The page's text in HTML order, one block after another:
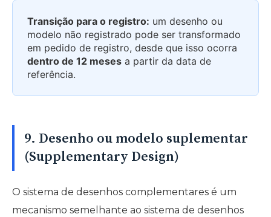
Transição para o registro: um desenho ou
modelo não registrado pode ser transformado
em pedido de registro, desde que isso ocorra
dentro de 12 meses a partir da data de
referência.
9. Desenho ou modelo suplementar
(Supplementary Design)
O sistema de desenhos complementares é um
mecanismo semelhante ao sistema de desenhos